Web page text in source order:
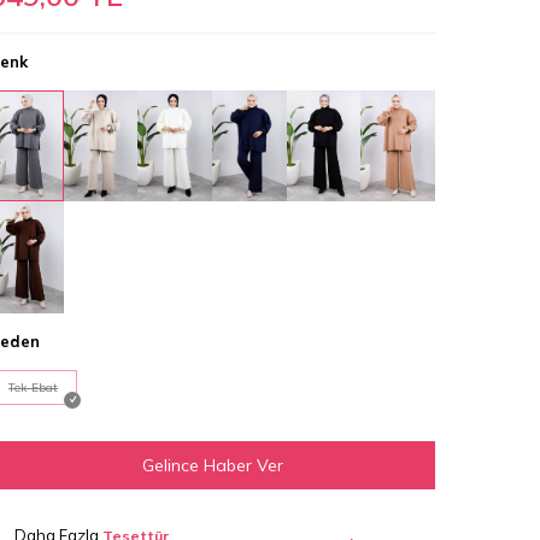
Tek Ebat
Gelince Haber Ver
Daha Fazla Tesettür